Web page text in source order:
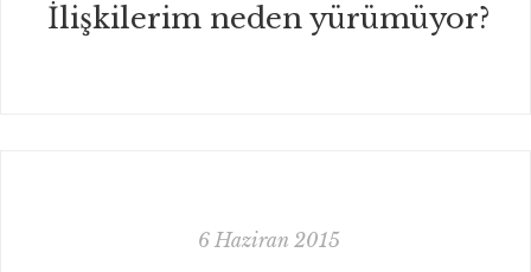
İlişkilerim neden yürümüyor?
6 Haziran 2015